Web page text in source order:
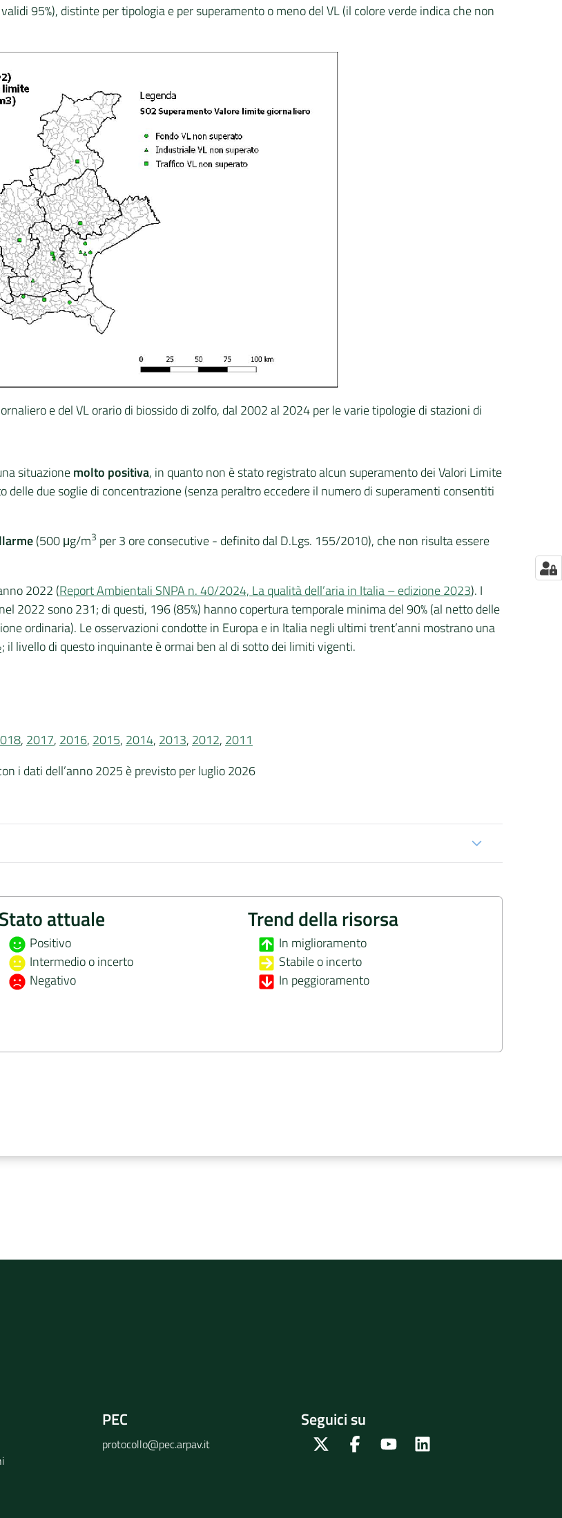
95%), distinte per tipologia e per superamento o meno del VL (il colore verde indica che non
e del VL orario di biossido di zolfo, dal 2002 al 2024 per le varie tipologie di stazioni di
situazionemolto positiva, in quanto non è stato registrato alcun superamento dei Valori Limite
delle due soglie di concentrazione (senza peraltro eccedere il numero di superamenti consentiti
(500 μg/m3 per 3 ore consecutive - definito dal D.Lgs. 155/2010), che non risulta essere
2022 (Report Ambientali SNPA n. 40/2024, La qualità dell’aria in Italia – edizione 2023). I
2022 sono 231; di questi, 196 (85%) hanno copertura temporale minima del 90% (al netto delle
ordinaria). Le osservazioni condotte in Europa e in Italia negli ultimi trent’anni mostrano una
; il livello di questo inquinante è ormai ben al di sotto dei limiti vigenti.
, 2017, 2016, 2015, 2014, 2013, 2012, 2011
i dati dell’anno 2025 è previsto per luglio 2026
Stato attuale
Positivo
Intermedio o incerto
Negativo
Trend della risorsa
In miglioramento
Stabile o incerto
In peggioramento
PEC
protocollo@pec.arpav.it
Seguici su
Twitter FacebookYoutube